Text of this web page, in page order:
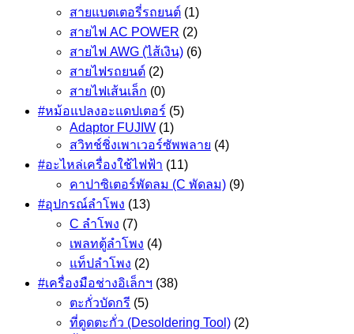
สายแบตเตอรี่รถยนต์ (1)
สายไฟ AC POWER (2)
สายไฟ AWG (ไส้เงิน) (6)
สายไฟรถยนต์ (2)
สายไฟเส้นเล็ก (0)
#หม้อแปลงอะแดปเตอร์ (5)
Adaptor FUJIW (1)
สวิทช์ชิ่งเพาเวอร์ซัพพลาย (4)
#อะไหล่เครื่องใช้ไฟฟ้า (11)
คาปาซิเตอร์พัดลม (C พัดลม) (9)
#อุปกรณ์ลำโพง (13)
C ลำโพง (7)
เพลทตู้ลำโพง (4)
แท็ปลำโพง (2)
#เครื่องมือช่างอิเล็กฯ (38)
ตะกั่วบัดกรี (5)
ที่ดูดตะกั่ว (Desoldering Tool) (2)